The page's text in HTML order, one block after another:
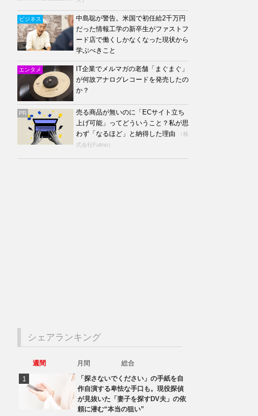
ビジネス
中島聡が警告。米国で初任給2千万円
だった情報工学の新卒生がファストフ
ード店で働くしかなくなった現状から
学ぶべきこと
エンタメ
IT企業でメルマガの老舗「まぐまぐ」
が何故アナログレコードを発売したの
か？
PR
売る商品が無いのに「ECサイト立ち
上げ可能」ってどういうこと？私が思
わず「なるほど」と納得した理由
（株
式会社Fulmo）
シェアランキング
週間 月間
総合
「探さないでください」の手紙を自
作自演する卑怯な手口も。現役探偵
が見抜いた「妻子を探すDV夫」の依
頼に潜む“本当の狙い”